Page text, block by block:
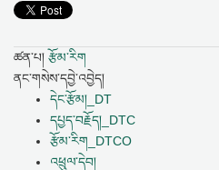
ཚན་པ། རྩོམ་རིག
ནང་གསེས་དབྱེ་འབྱེད།
དེང་རྩོམ།_DT
དཔྱད་བརྗོད།_DTC
རྩོམ་རིག_DTCO
འཕྲུལ་དེབ།